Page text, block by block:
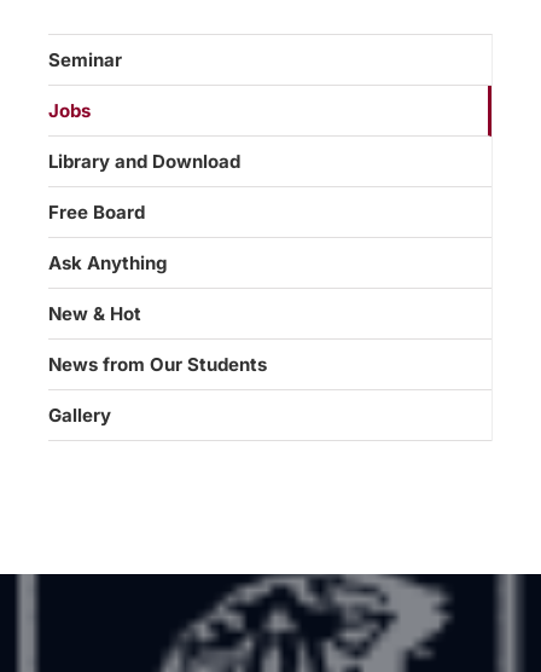
Seminar
Jobs
Library and Download
Free Board
Ask Anything
New & Hot
News from Our Students
Gallery